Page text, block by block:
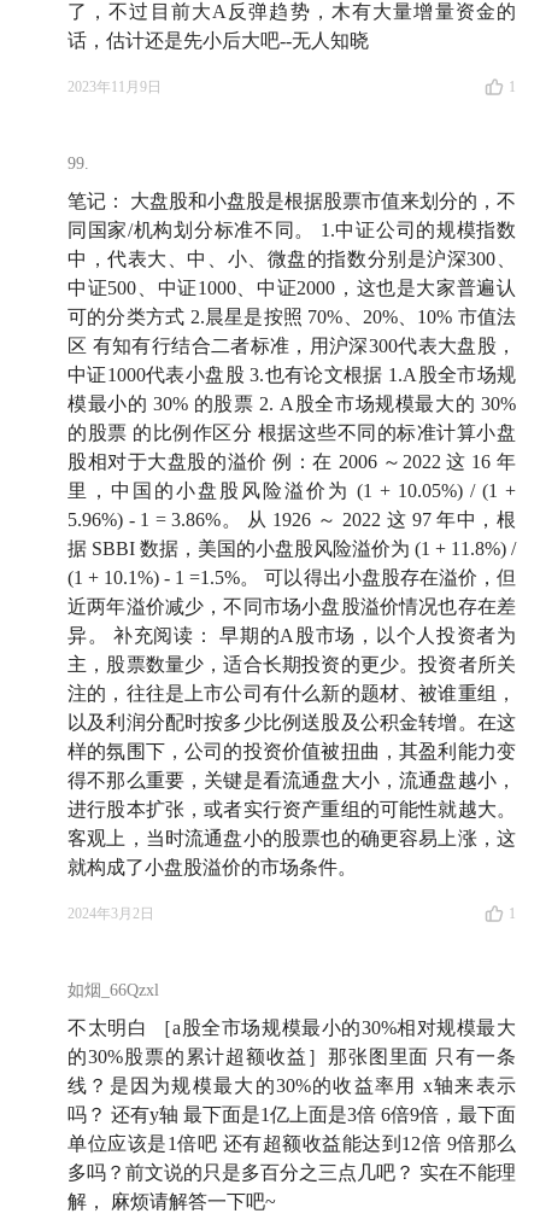
了，不过目前大A反弹趋势，木有大量增量资金的
话，估计还是先小后大吧--无人知晓
2023年11月9日 1
99.
笔记： 大盘股和小盘股是根据股票市值来划分的，不
同国家/机构划分标准不同。 1.中证公司的规模指数
中，代表大、中、小、微盘的指数分别是沪深300、
中证500、中证1000、中证2000，这也是大家普遍认
可的分类方式 2.晨星是按照 70%、20%、10% 市值法
区 有知有行结合二者标准，用沪深300代表大盘股，
中证1000代表小盘股 3.也有论文根据 1.A股全市场规
模最小的 30% 的股票 2. A股全市场规模最大的 30%
的股票 的比例作区分 根据这些不同的标准计算小盘
股相对于大盘股的溢价 例：在 2006 ～2022 这 16 年
里，中国的小盘股风险溢价为 (1 + 10.05%) / (1 +
5.96%) - 1 = 3.86%。 从 1926 ～ 2022 这 97 年中，根
据 SBBI 数据，美国的小盘股风险溢价为 (1 + 11.8%) /
(1 + 10.1%) - 1 =1.5%。 可以得出小盘股存在溢价，但
近两年溢价减少，不同市场小盘股溢价情况也存在差
异。 补充阅读： 早期的A股市场，以个人投资者为
主，股票数量少，适合长期投资的更少。投资者所关
注的，往往是上市公司有什么新的题材、被谁重组，
以及利润分配时按多少比例送股及公积金转增。在这
样的氛围下，公司的投资价值被扭曲，其盈利能力变
得不那么重要，关键是看流通盘大小，流通盘越小，
进行股本扩张，或者实行资产重组的可能性就越大。
客观上，当时流通盘小的股票也的确更容易上涨，这
就构成了小盘股溢价的市场条件。
2024年3月2日 1
如烟_66Qzxl
不太明白 ［a股全市场规模最小的30%相对规模最大
的30%股票的累计超额收益］那张图里面 只有一条
线？是因为规模最大的30%的收益率用 x轴来表示
吗？ 还有y轴 最下面是1亿上面是3倍 6倍9倍，最下面
单位应该是1倍吧 还有超额收益能达到12倍 9倍那么
多吗？前文说的只是多百分之三点几吧？ 实在不能理
解， 麻烦请解答一下吧~